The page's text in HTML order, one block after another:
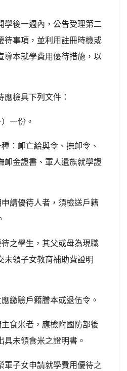
學後一週內，公告受理第二
待事項，並利用註冊時機或
導本就學費用優待措施，以
檢具下列文件：
一份。
：卹亡給與令、撫卹令、
卹金證書、軍人遺族就學證
請優待人者，須檢送戶籍
之學生，其父或母為現職
未領子女教育補助費證明
繳驗戶籍謄本或退伍令。
食米者，應檢附國防部後
未領食米之證明書。
軍子女申請就學費用優待之